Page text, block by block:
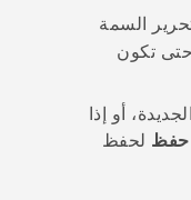
السمة
تكون
أو إذا
حفظ لحفظ